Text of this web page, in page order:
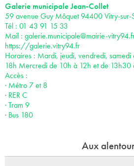
Galerie municipale Jean-Collet
59 avenue Guy Môquet 94400 Vitry-sur-
Tél : 01 43 91 15 33
Mail : galerie.municipale@mairie-
https://galerie.vitry94.fr
Horaires : Mardi, jeudi, vendredi,
18h Mercredi de 10h à 12h et de 13h30
Accès :
· Métro 7 et 8
· RER C
· Tram 9
· Bus 180
Aux